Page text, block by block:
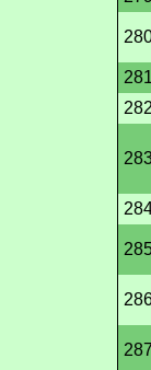
281
282
287